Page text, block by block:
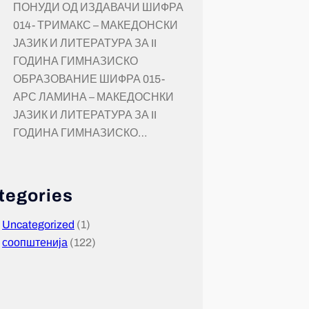
ПОНУДИ ОД ИЗДАВАЧИ ШИФРА
014- ТРИМАКС – МАКЕДОНСКИ
ЈАЗИК И ЛИТЕРАТУРА ЗА II
ГОДИНА ГИМНАЗИСКО
ОБРАЗОВАНИЕ ШИФРА 015-
АРС ЛАМИНА – МАКЕДОСНКИ
ЈАЗИК И ЛИТЕРАТУРА ЗА II
ГОДИНА ГИМНАЗИСКО…
Uncategorized (1)
соопштенија (122)